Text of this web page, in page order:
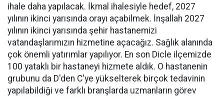
ihale daha yapılacak. İkmal ihalesiyle hedef, 2027
yılının ikinci yarısında orayı açabilmek. İnşallah 2027
yılının ikinci yarısında şehir hastanemizi
vatandaşlarımızın hizmetine açacağız. Sağlık alanında
çok önemli yatırımlar yapılıyor. En son Dicle ilçemizde
100 yataklı bir hastaneyi hizmete aldık. O hastanenin
grubunu da D'den C'ye yükselterek birçok tedavinin
yapılabildiği ve farklı branşlarda uzmanların görev